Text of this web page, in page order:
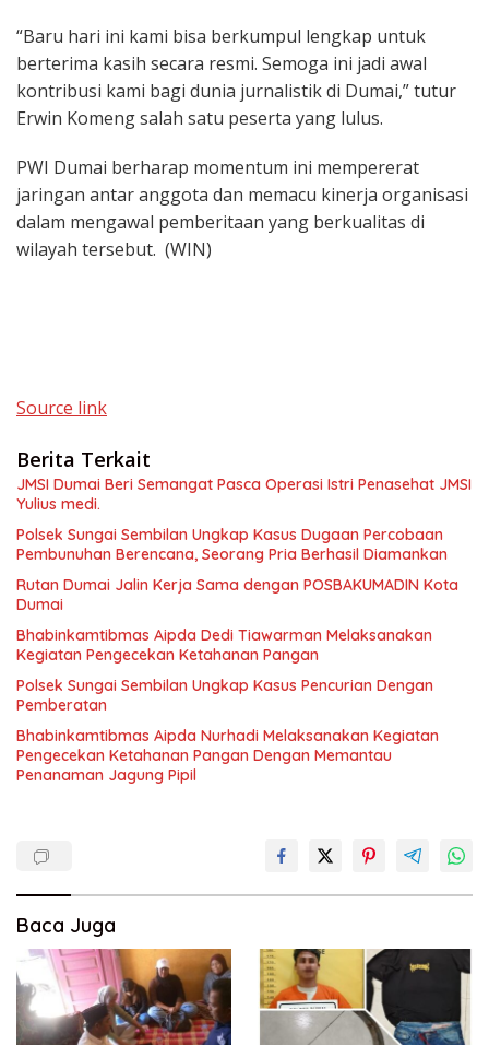
“Baru hari ini kami bisa berkumpul lengkap untuk
berterima kasih secara resmi. Semoga ini jadi awal
kontribusi kami bagi dunia jurnalistik di Dumai,” tutur
Erwin Komeng salah satu peserta yang lulus.
PWI Dumai berharap momentum ini mempererat
jaringan antar anggota dan memacu kinerja organisasi
dalam mengawal pemberitaan yang berkualitas di
wilayah tersebut. (WIN)
Source link
Berita Terkait
JMSI Dumai Beri Semangat Pasca Operasi Istri Penasehat JMSI
Yulius medi.
Polsek Sungai Sembilan Ungkap Kasus Dugaan Percobaan
Pembunuhan Berencana, Seorang Pria Berhasil Diamankan
Rutan Dumai Jalin Kerja Sama dengan POSBAKUMADIN Kota
Dumai
Bhabinkamtibmas Aipda Dedi Tiawarman Melaksanakan
Kegiatan Pengecekan Ketahanan Pangan
Polsek Sungai Sembilan Ungkap Kasus Pencurian Dengan
Pemberatan
Bhabinkamtibmas Aipda Nurhadi Melaksanakan Kegiatan
Pengecekan Ketahanan Pangan Dengan Memantau
Penanaman Jagung Pipil
Baca Juga